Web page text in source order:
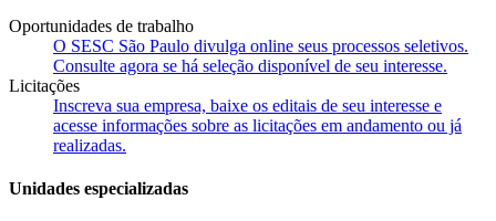
Oportunidades de trabalho
O SESC São Paulo divulga online seus processos seletivos.
Consulte agora se há seleção disponível de seu interesse.
Licitações
Inscreva sua empresa, baixe os editais de seu interesse e
acesse informações sobre as licitações em andamento ou já
realizadas.
Unidades especializadas